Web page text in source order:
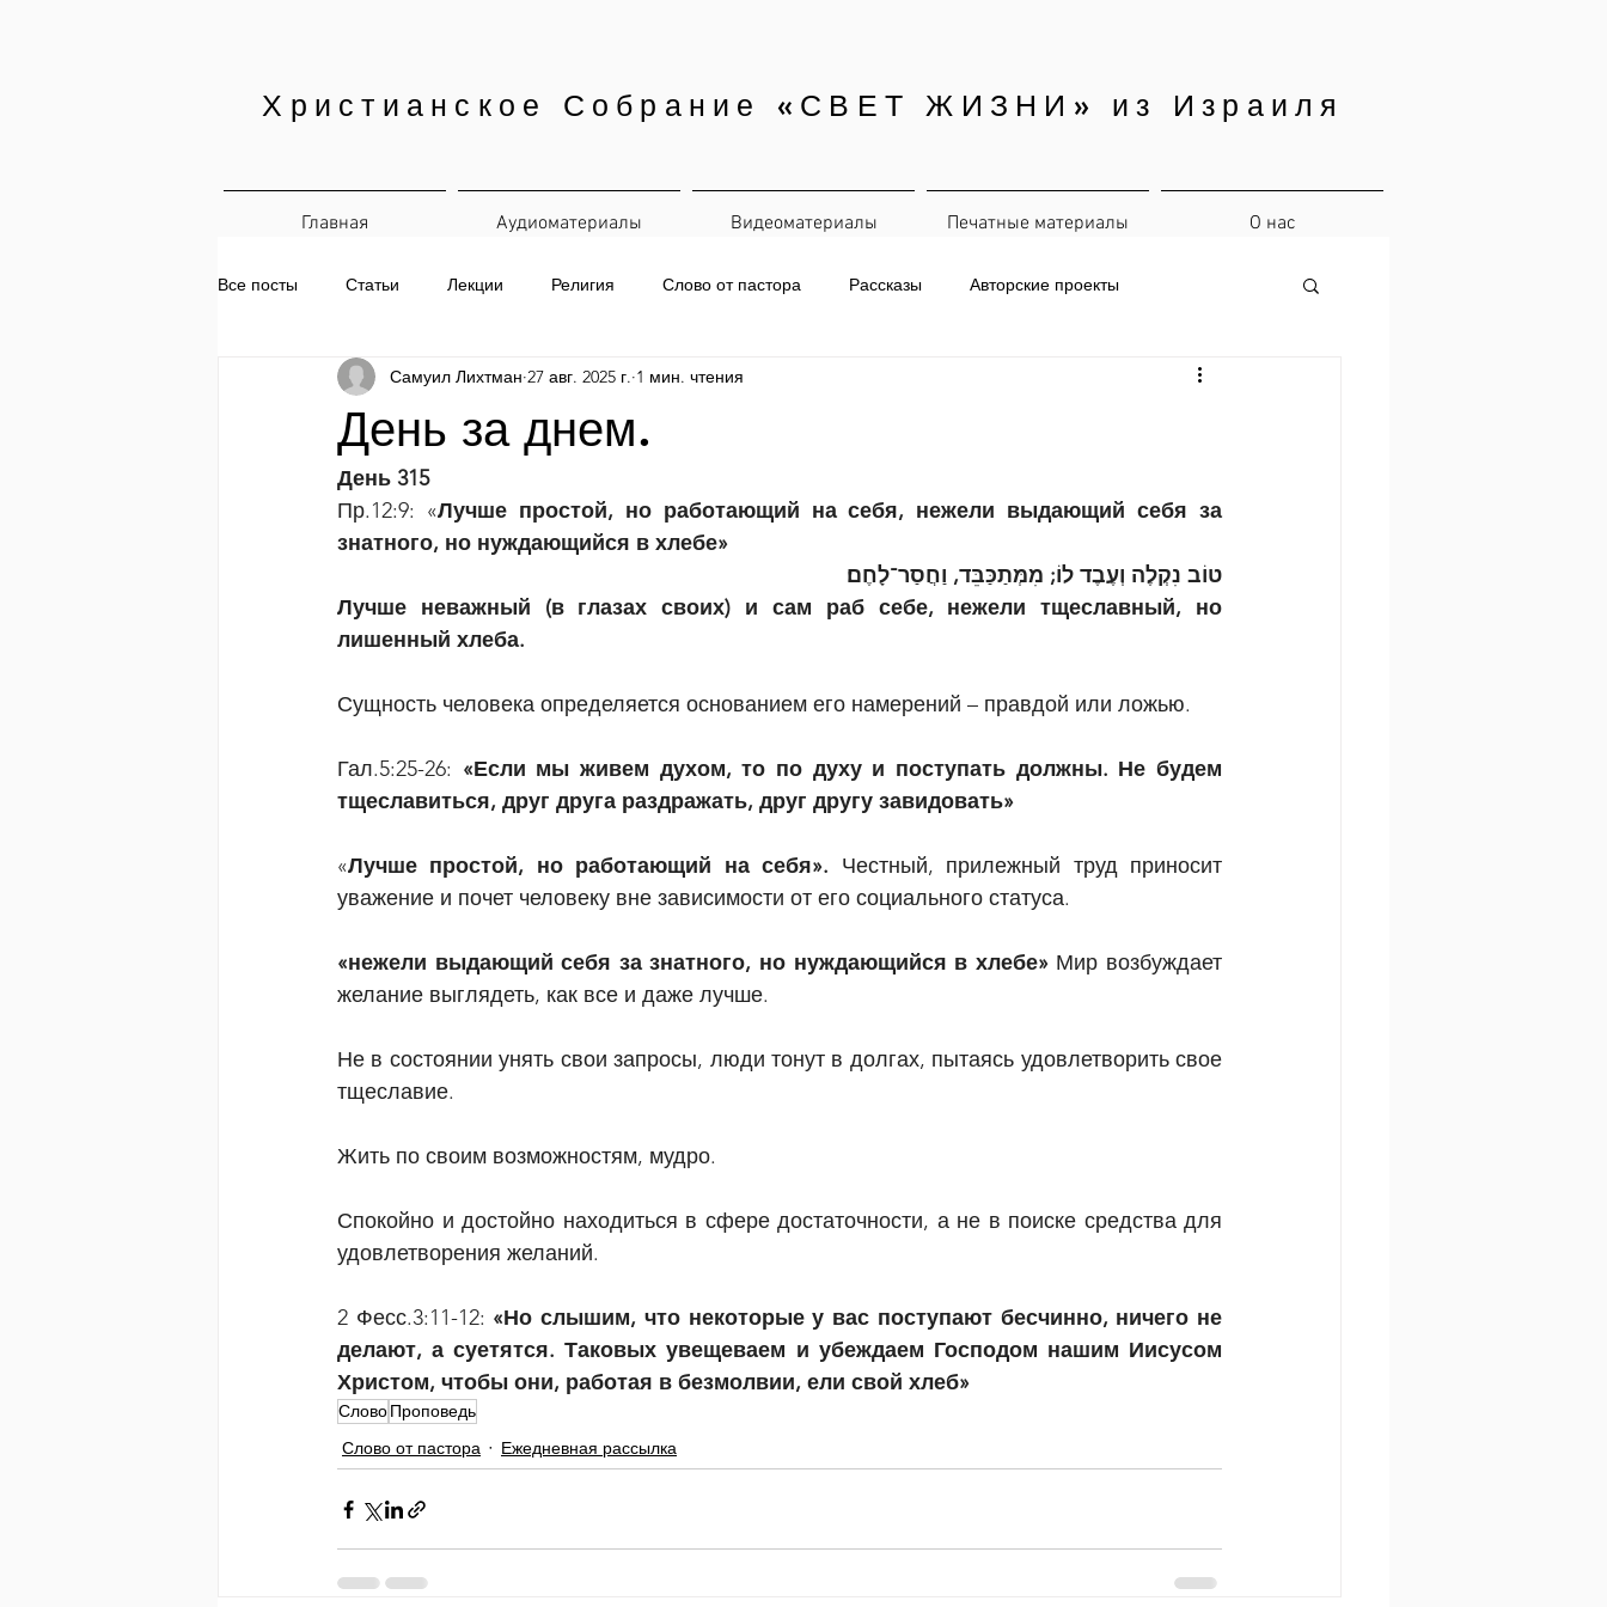
Христианское Собрание «СВЕТ ЖИЗНИ» из Израиля
Главная Аудиоматериалы Видеоматериалы Печатные материалы О нас
Все посты Статьи Лекции Религия Слово от пастора Рассказы Авторские проекты
Печатные материалы Ежедневная рассылка
День за днем.
Самуил Лихтман 27 авг. 2025 г. 1 мин. чтения
День 315
Пр.12:9: «Лучше простой, но работающий на себя, нежели выдающий себя за
знатного, но нуждающийся в хлебе»
טוֹב נִקְלֶה וְעֶבֶד לוֹ; מִמְּתַכַּבֵּד, וַחֲסַר־לָחֶם׃
Лучше неважный (в глазах своих) и сам раб себе, нежели тщеславный, но
лишенный хлеба.
Сущность человека определяется основанием его намерений – правдой или ложью.
Гал.5:25-26: «Если мы живем духом, то по духу и поступать должны. Не будем
тщеславиться, друг друга раздражать, друг другу завидовать»
«Лучше простой, но работающий на себя». Честный, прилежный труд приносит
уважение и почет человеку вне зависимости от его социального статуса.
«нежели выдающий себя за знатного, но нуждающийся в хлебе» Мир возбуждает
желание выглядеть, как все и даже лучше.
Не в состоянии унять свои запросы, люди тонут в долгах, пытаясь удовлетворить свое
тщеславие.
Жить по своим возможностям, мудро.
Спокойно и достойно находиться в сфере достаточности, а не в поиске средства для
удовлетворения желаний.
2 Фесс.3:11-12: «Но слышим, что некоторые у вас поступают бесчинно, ничего не
делают, а суетятся. Таковых увещеваем и убеждаем Господом нашим Иисусом
Христом, чтобы они, работая в безмолвии, ели свой хлеб»
СловоПроповедь
Слово от пастора
Ежедневная рассылка